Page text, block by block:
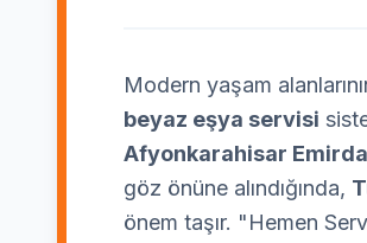
Modern yaşam
beyaz eşya servisi
Afyonkarahisar
göz önüne alındığında,
önem taşır. "Hemen